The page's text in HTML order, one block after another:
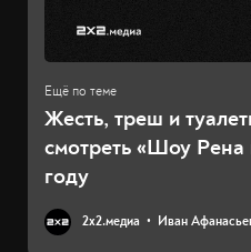
Жесть, треш и
смотреть «Шоу Рена
году
2х2.медиа Иван